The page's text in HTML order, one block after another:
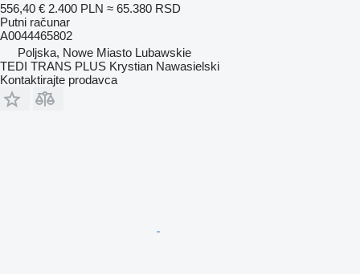
556,40 € 2.400 PLN ≈ 65.380 RSD
Putni računar
A0044465802
Poljska, Nowe Miasto Lubawskie
TEDI TRANS PLUS Krystian Nawasielski
Kontaktirajte prodavca